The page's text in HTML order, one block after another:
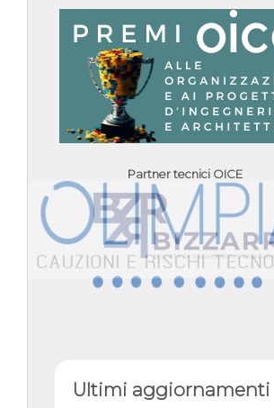
Partner tecnici OICE
Ultimi aggiornamenti